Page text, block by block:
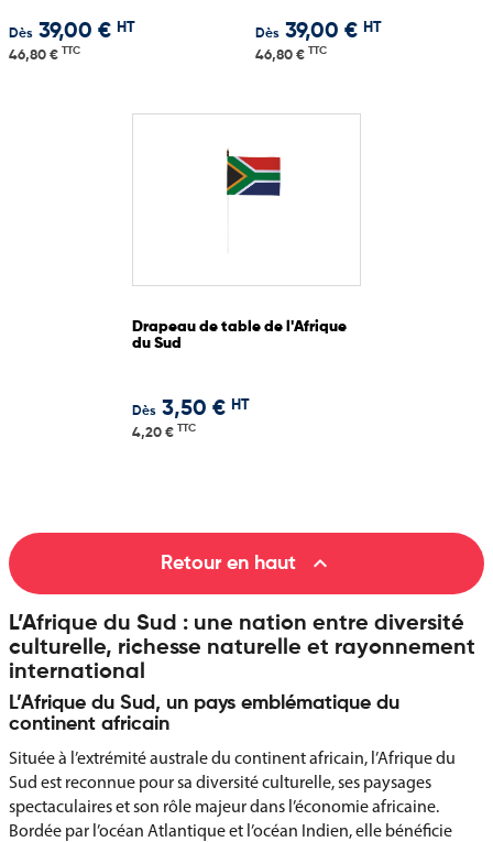
Dès 39,00 € HT
46,80 € TTC
Dès 39,00 € HT
46,80 € TTC
Drapeau de table de l'Afrique
du Sud
Dès 3,50 € HT
4,20 € TTC
Retour en haut 
L’Afrique du Sud : une nation entre diversité
culturelle, richesse naturelle et rayonnement
international
L’Afrique du Sud, un pays emblématique du
continent africain
Située à l’extrémité australe du continent africain, l’Afrique du
Sud est reconnue pour sa diversité culturelle, ses paysages
spectaculaires et son rôle majeur dans l’économie africaine.
Bordée par l’océan Atlantique et l’océan Indien, elle bénéficie